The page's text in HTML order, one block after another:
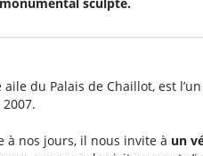
sculpté.
du Palais de Chaillot, est
à nos jours, il nous invite à un